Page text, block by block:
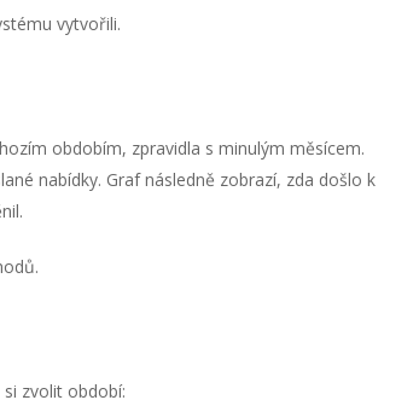
vytvořili.
obdobím, zpravidla s minulým měsícem.
nabídky. Graf následně zobrazí, zda došlo k
zvolit období: